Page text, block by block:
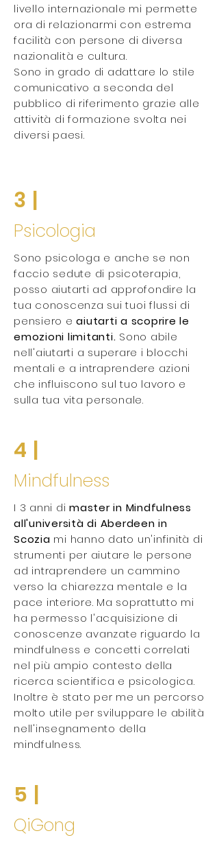
livello internazionale mi permette
ora di relazionarmi con estrema
facilità con persone di diversa
nazionalità e cultura.
Sono in grado di adattare lo stile
comunicativo a seconda del
pubblico di riferimento grazie alle
attività di formazione svolta nei
diversi paesi.
3 |
Psicologia
Sono psicologa e anche se non
faccio sedute di psicoterapia,
posso aiutarti ad approfondire la
tua conoscenza sui tuoi flussi di
pensiero eaiutarti a scoprire le
emozioni limitanti. Sono abile
nell'aiutarti a superare i blocchi
mentali e a intraprendere azioni
che influiscono sul tuo lavoro e
sulla tua vita personale.
4 |
Mindfulness
I 3 anni di master in Mindfulness
all'università di Aberdeen in
Scozia mi hanno dato un'infinità di
strumenti per aiutare le persone
ad intraprendere un cammino
verso la chiarezza mentale e la
pace interiore. Ma soprattutto mi
ha permesso l'acquisizione di
conoscenze avanzate riguardo la
mindfulness e concetti correlati
nel più ampio contesto della
ricerca scientifica e psicologica.
Inoltre è stato per me un percorso
molto utile per sviluppare le abilità
nell'insegnamento della
mindfulness.
5 |
QiGong